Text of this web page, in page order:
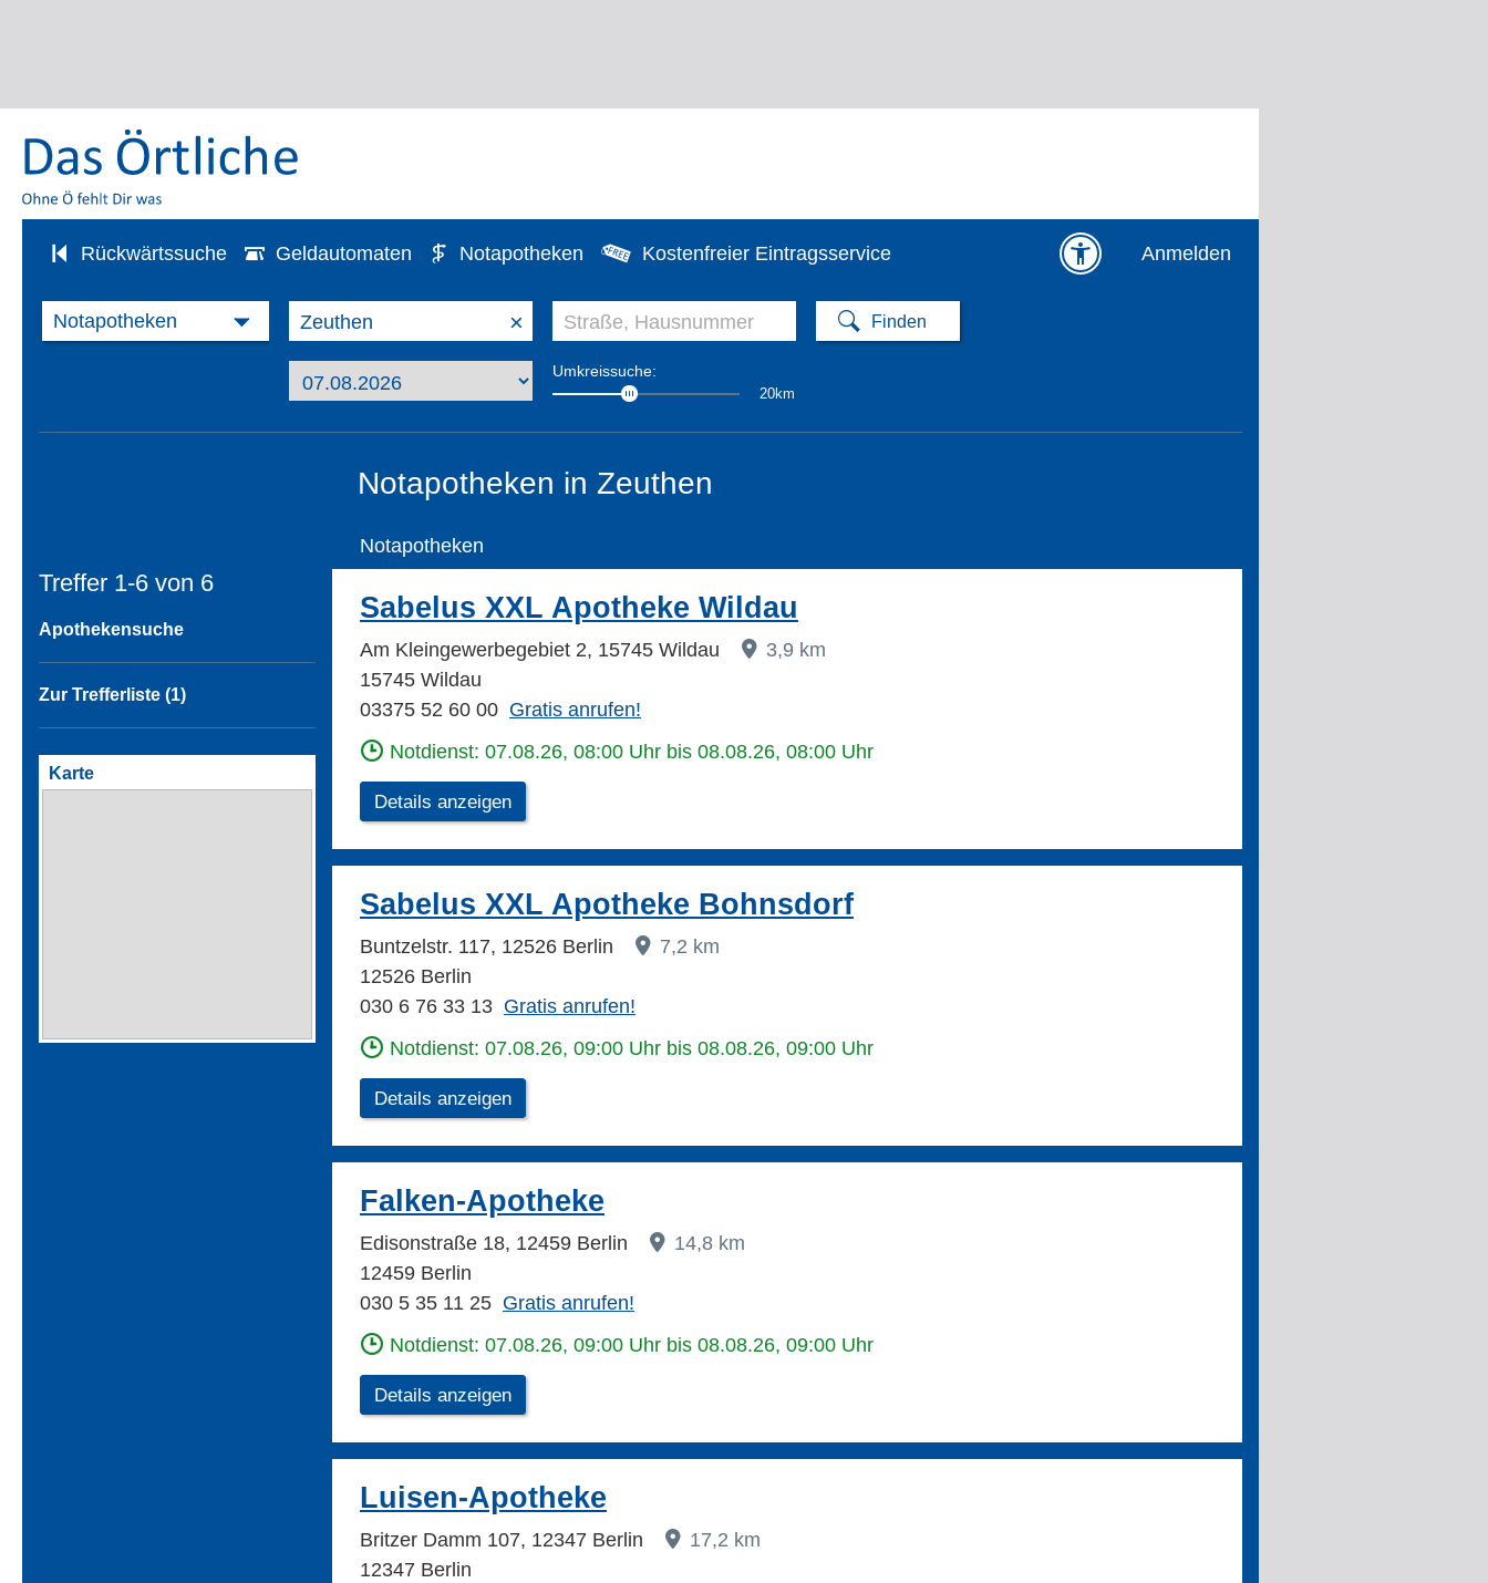
Rückwärtssuche Geldautomaten Notapotheken Kostenfreier Eintragsservice Anmelden
×
Umkreissuche:
20km
Notapotheken in Zeuthen
Treffer 1-6 von 6
Apothekensuche
Zur Trefferliste (1)
Notapotheken
Sabelus XXL Apotheke Wildau
Am Kleingewerbegebiet 2, 15745 Wildau
3,9 km
15745 Wildau
03375 52 60 00 Gratis anrufen!
Notdienst: 07.08.26, 08:00 Uhr bis 08.08.26, 08:00 Uhr
Details anzeigen
Sabelus XXL Apotheke Bohnsdorf
Buntzelstr. 117, 12526 Berlin
7,2 km
12526 Berlin
030 6 76 33 13 Gratis anrufen!
Notdienst: 07.08.26, 09:00 Uhr bis 08.08.26, 09:00 Uhr
Details anzeigen
Falken-Apotheke
Edisonstraße 18, 12459 Berlin
14,8 km
12459 Berlin
030 5 35 11 25 Gratis anrufen!
Notdienst: 07.08.26, 09:00 Uhr bis 08.08.26, 09:00 Uhr
Details anzeigen
Luisen-Apotheke
Britzer Damm 107, 12347 Berlin
17,2 km
12347 Berlin
Karte